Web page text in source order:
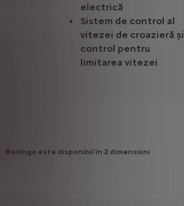
electrică
Sistem de control al
vitezei de croazieră și
control pentru
limitarea vitezei
Berlingo este disponibil în 2 dimensiuni